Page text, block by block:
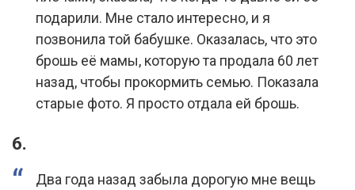
подарили. Мне стало интересно, и я
позвонила той бабушке. Оказалась, что это
брошь её мамы, которую та продала 60 лет
назад, чтобы прокормить семью. Показала
старые фото. Я просто отдала ей брошь.
6.
Два года назад забыла дорогую мне вещь